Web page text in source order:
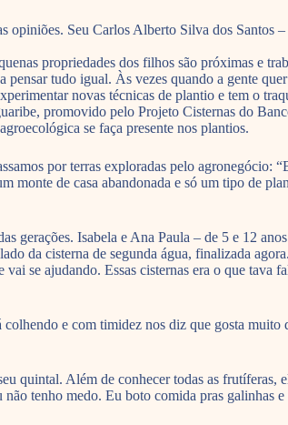
Seu Carlos Alberto Silva dos Santos
propriedades dos filhos são próximas e
tudo igual. Às vezes quando a gente
novas técnicas de plantio e tem o
promovido pelo Projeto Cisternas do
se faça presente nos plantios.
por terras exploradas pelo agronegócio:
de casa abandonada e só um tipo de
gerações. Isabela e Ana Paula – de 5 e 12
da cisterna de segunda água, finalizada
se ajudando. Essas cisternas era o que tava
e com timidez nos diz que gosta
quintal. Além de conhecer todas as frutíferas,
tenho medo. Eu boto comida pras galinhas